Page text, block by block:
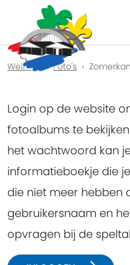
Previous
Welkom Foto's
Login op de website
fotoalbums te
het wachtwoord kan
informatieboekje die
die niet meer hebben
gebruikersnaam en
opvragen bij de